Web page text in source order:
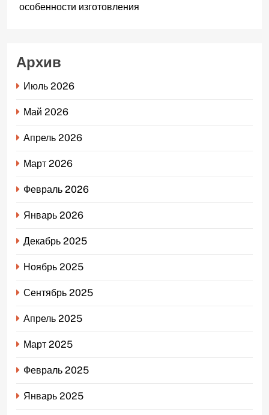
особенности изготовления
Архив
Июль 2026
Май 2026
Апрель 2026
Март 2026
Февраль 2026
Январь 2026
Декабрь 2025
Ноябрь 2025
Сентябрь 2025
Апрель 2025
Март 2025
Февраль 2025
Январь 2025